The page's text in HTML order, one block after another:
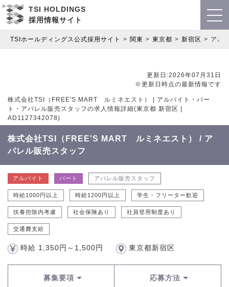
TSI HOLDINGS
採用情報サイト
TSIホールディングス公式採用サイト 関東 東京都 新宿区 アル
更新日:2026年07月31日
※更新日時点の最新情報です
株式会社TSI（FREE'S MART ルミネエスト） | アルバイト・パー
ト・アパレル販売スタッフの求人情報詳細(東京都 新宿区 |
AD1127342078)
株式会社TSI（FREE'S MART ルミネエスト） / ア
パレル販売スタッフ
アルバイト パート アパレル販売スタッフ
時給1000円以上 時給1200円以上 学生・フリーター歓迎
扶養控除内考慮 社会保険あり 社員登用制度あり
交通費支給
時給 1,350円～1,500円 東京都新宿区
募集要項 応募方法